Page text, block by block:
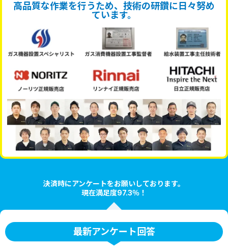
高品質な作業を行うため、技術の研鑽に日々努め
ています。
決済時にアンケートをお願いしております。
現在満足度97.3％！
最新アンケート回答